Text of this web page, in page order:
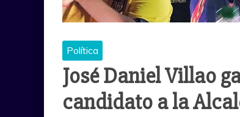
Política
José Daniel Villao
candidato a la